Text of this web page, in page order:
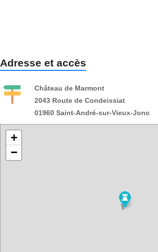
Adresse et accès
Château de Marmont
2043 Route de Condeissiat
01960 Saint-André-sur-Vieux-Jonc
+
−